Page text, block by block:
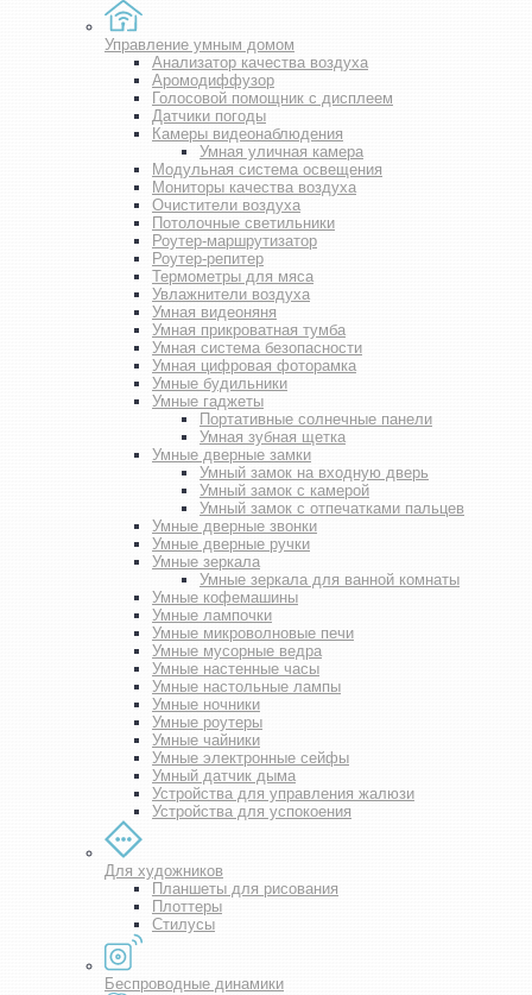
Управление умным домом
Анализатор качества воздуха
Аромодиффузор
Голосовой помощник с дисплеем
Датчики погоды
Камеры видеонаблюдения
Умная уличная камера
Модульная система освещения
Мониторы качества воздуха
Очистители воздуха
Потолочные светильники
Роутер-маршрутизатор
Роутер-репитер
Термометры для мяса
Увлажнители воздуха
Умная видеоняня
Умная прикроватная тумба
Умная система безопасности
Умная цифровая фоторамка
Умные будильники
Умные гаджеты
Портативные солнечные панели
Умная зубная щетка
Умные дверные замки
Умный замок на входную дверь
Умный замок с камерой
Умный замок с отпечатками пальцев
Умные дверные звонки
Умные дверные ручки
Умные зеркала
Умные зеркала для ванной комнаты
Умные кофемашины
Умные лампочки
Умные микроволновые печи
Умные мусорные ведра
Умные настенные часы
Умные настольные лампы
Умные ночники
Умные роутеры
Умные чайники
Умные электронные сейфы
Умный датчик дыма
Устройства для управления жалюзи
Устройства для успокоения
Для художников
Планшеты для рисования
Плоттеры
Стилусы
Беспроводные динамики